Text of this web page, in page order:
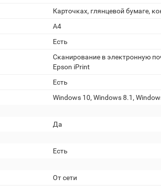
Карточках, глянцевой бумаге,
А4
Есть
Сканирование в электронную
Epson iPrint
Есть
Windows 10, Windows 8.1,
Да
Есть
От сети